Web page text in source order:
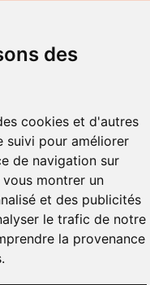
des
cookies et d'autres
suivi pour améliorer
de navigation sur
montrer un
et des publicités
le trafic de notre
la provenance
PRÉFÉRENCES COOKIES